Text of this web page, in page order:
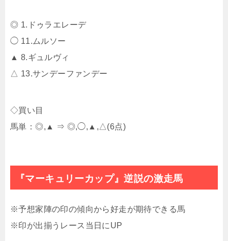
◎ 1.ドゥラエレーデ
◯ 11.ムルソー
▲ 8.ギュルヴィ
△ 13.サンデーファンデー
◇買い目
馬単：◎,▲ ⇒ ◎,◯,▲,△(6点)
『マーキュリーカップ』逆説の激走馬
※予想家陣の印の傾向から好走が期待できる馬
※印が出揃うレース当日にUP